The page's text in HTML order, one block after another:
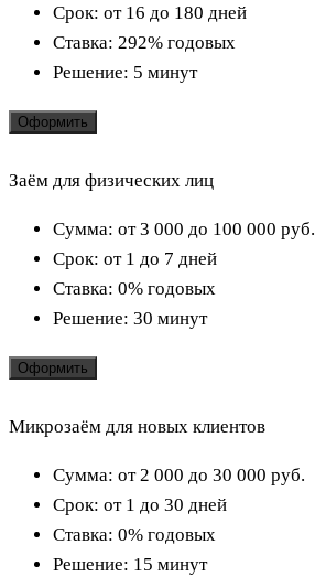
Срок: от 16 до 180 дней
Ставка: 292% годовых
Решение: 5 минут
Оформить
Заём для физических лиц
Сумма: от 3 000 до 100 000 руб.
Срок: от 1 до 7 дней
Ставка: 0% годовых
Решение: 30 минут
Оформить
Микрозаём для новых клиентов
Сумма: от 2 000 до 30 000 руб.
Срок: от 1 до 30 дней
Ставка: 0% годовых
Решение: 15 минут